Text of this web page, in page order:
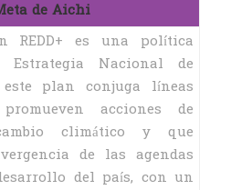
de Aichi
REDD+ es una política
Nacional de
este plan conjuga líneas
acciones de
climático y que
de las agendas
del país, con un